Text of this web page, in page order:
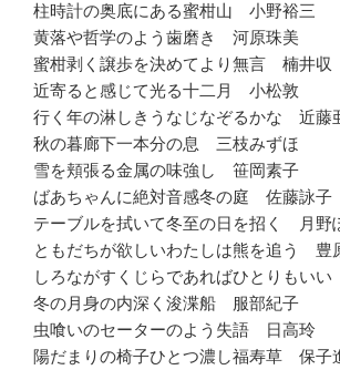
柱時計の奥底にある蜜柑山 小野裕三
黄落や哲学のよう歯磨き 河原珠美
蜜柑剥く譲歩を決めてより無言 楠井収
近寄ると感じて光る十二月 小松敦
行く年の淋しきうなじなぞるかな 近藤
秋の暮廊下一本分の息 三枝みずほ
雪を頬張る金属の味強し 笹岡素子
ばあちゃんに絶対音感冬の庭 佐藤詠子
テーブルを拭いて冬至の日を招く 月野
ともだちが欲しいわたしは熊を追う 豊
しろながすくじらであればひとりもい
冬の月身の内深く浚渫船 服部紀子
虫喰いのセーターのよう失語 日高玲
陽だまりの椅子ひとつ濃し福寿草 保子